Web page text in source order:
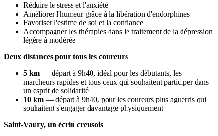
Réduire le stress et l'anxiété
Améliorer l'humeur grâce à la libération d'endorphines
Favoriser l'estime de soi et la confiance
Accompagner les thérapies dans le traitement de la dépression
légère à modérée
Deux distances pour tous les coureurs
5 km — départ à 9h40, idéal pour les débutants, les
marcheurs rapides et tous ceux qui souhaitent participer dans
un esprit de solidarité
10 km — départ à 9h40, pour les coureurs plus aguerris qui
souhaitent s'engager davantage physiquement
Saint-Vaury, un écrin creusois